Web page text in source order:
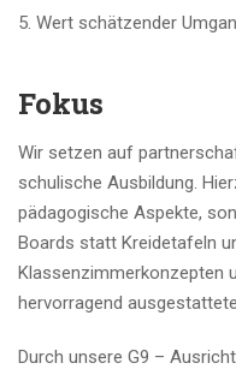
Wert schätzender
Fokus
Wir setzen auf
schulische Ausbildung.
pädagogische Aspekte,
Boards statt Kreidetafeln
Klassenzimmerkonzepten
hervorragend
Durch unsere G9 –